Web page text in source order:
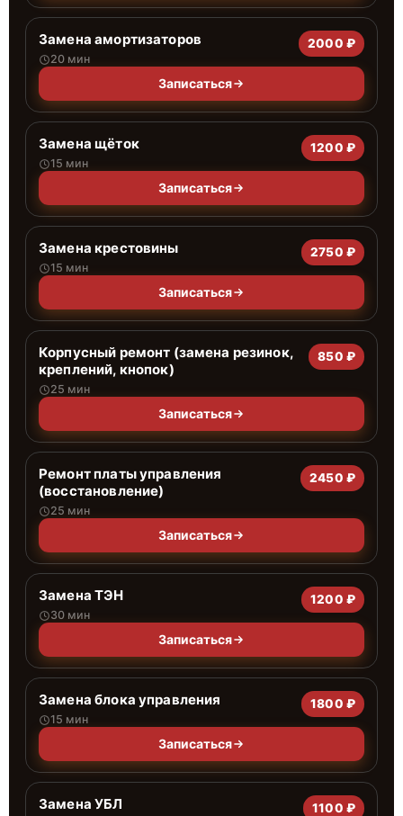
Замена амортизаторов
20 мин
2000 ₽
Записаться
Замена щёток
15 мин
1200 ₽
Записаться
Замена крестовины
15 мин
2750 ₽
Записаться
Корпусный ремонт (замена резинок,
креплений, кнопок)
25 мин
850 ₽
Записаться
Ремонт платы управления
(восстановление)
25 мин
2450 ₽
Записаться
Замена ТЭН
30 мин
1200 ₽
Записаться
Замена блока управления
15 мин
1800 ₽
Записаться
Замена УБЛ 1100 ₽